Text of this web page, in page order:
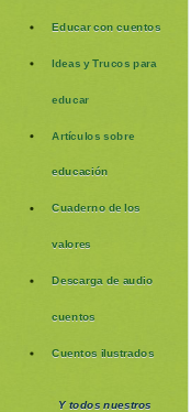
Educar con cuentos
Ideas y Trucos para
educar
Artículos sobre
educación
Cuaderno de los
valores
Descarga de audio
cuentos
Cuentos ilustrados
Y todos nuestros